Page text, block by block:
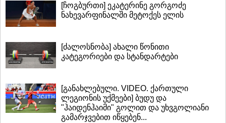
[ჩოგბურთი] ეკატერინე გორგოძე
ნახევარფინალში მეტოქეს ელის
[ძალოსნობა] ახალი წონითი
კატეგორიები და სტანდარტები
[განახლებული. VIDEO. ქართული
ლეგიონის უქმეები] ბუდუ და
"ჰაიდენჰაიმი" გოლით და უხვგოლიანი
გამარჯვებით იწყებენ...